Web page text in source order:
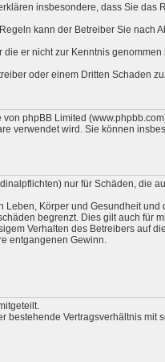
insbesondere, dass Sie das
kann der Betreiber Sie nach
er nicht zur Kenntnis
oder einem Dritten Schaden
von phpBB Limited
verwendet wird. Sie können
nur für Schäden, die
Körper und Gesundheit
begrenzt. Dies gilt auch für
Verhalten des Betreibers auf
entgangenen Gewinn.
bestehende Vertragsverhältnis mit